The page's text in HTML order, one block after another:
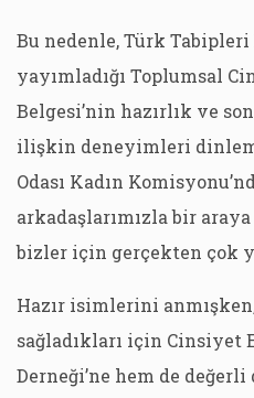
Bu nedenle, Türk Tabipleri
yayımladığı Toplumsal
Belgesi’nin hazırlık ve
ilişkin deneyimleri
Odası Kadın
arkadaşlarımızla bir
bizler için gerçekten çok
Hazır isimlerini
sağladıkları için
Derneği’ne hem de